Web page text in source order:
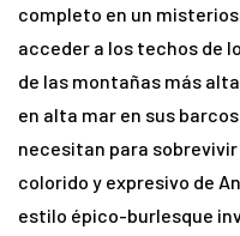
completo en un
acceder a los techos de
de las montañas más
en alta mar en sus
necesitan para
colorido y expresivo de
estilo épico-burlesque